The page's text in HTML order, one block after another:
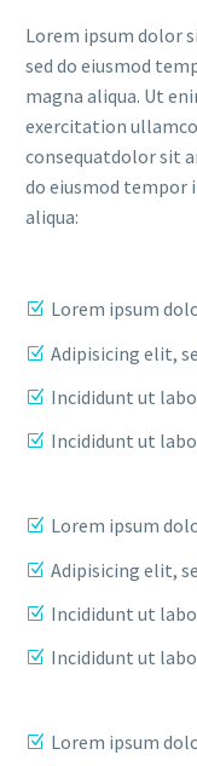
Lorem ipsum dolor
sed do eiusmod
magna aliqua. Ut
exercitation
consequatdolor sit
do eiusmod tempor
aliqua:
Lorem ipsum
Adipisicing elit,
Incididunt ut
Incididunt ut
Lorem ipsum
Adipisicing elit,
Incididunt ut
Incididunt ut
Lorem ipsum